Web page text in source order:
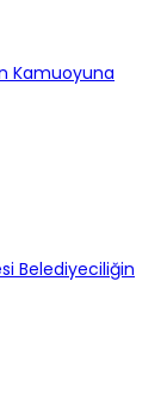
Kamuoyuna
Belediyeciliğin